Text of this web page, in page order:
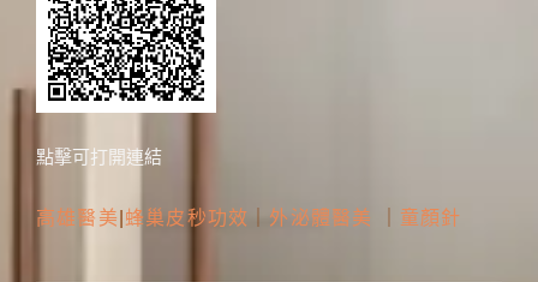
點擊可打開連結
高雄醫美 蜂巢皮秒功效 外泌體醫美 童顏針